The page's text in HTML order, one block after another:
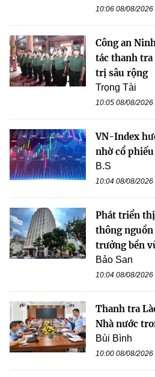
10:06 08/08/2026
Công an
tác thanh
trị sâu rộng
Trọng Tài
10:05 08/08/2026
VN-Index
nhờ cổ
B.S
10:04 08/08/2026
Phát triển
thông
trưởng bền
Bảo San
10:04 08/08/2026
Thanh tra
Nhà nước
Bùi Bình
10:00 08/08/2026